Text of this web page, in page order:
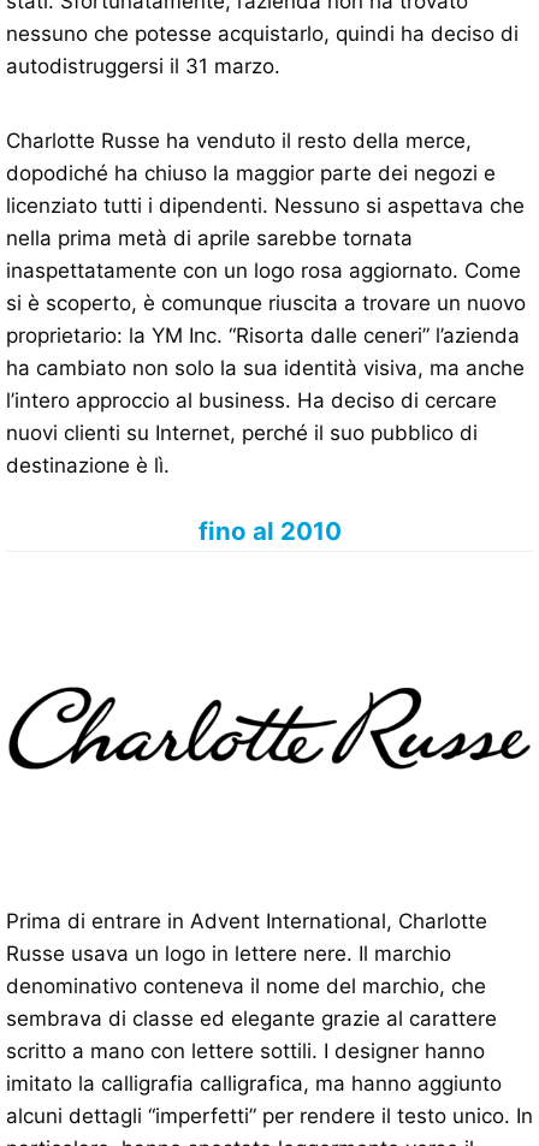
nessuno che potesse acquistarlo, quindi ha deciso di
autodistruggersi il 31 marzo.
Charlotte Russe ha venduto il resto della merce,
dopodiché ha chiuso la maggior parte dei negozi e
licenziato tutti i dipendenti. Nessuno si aspettava che
nella prima metà di aprile sarebbe tornata
inaspettatamente con un logo rosa aggiornato. Come
si è scoperto, è comunque riuscita a trovare un nuovo
proprietario: la YM Inc. “Risorta dalle ceneri” l’azienda
ha cambiato non solo la sua identità visiva, ma anche
l’intero approccio al business. Ha deciso di cercare
nuovi clienti su Internet, perché il suo pubblico di
destinazione è lì.
fino al 2010
Prima di entrare in Advent International, Charlotte
Russe usava un logo in lettere nere. Il marchio
denominativo conteneva il nome del marchio, che
sembrava di classe ed elegante grazie al carattere
scritto a mano con lettere sottili. I designer hanno
imitato la calligrafia calligrafica, ma hanno aggiunto
alcuni dettagli “imperfetti” per rendere il testo unico. In